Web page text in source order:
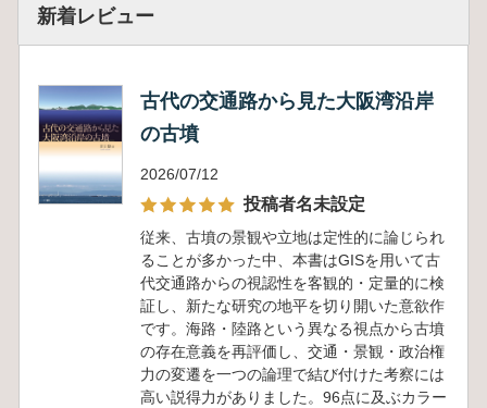
新着レビュー
古代の交通路から見た大阪湾沿岸
の古墳
2026/07/12
投稿者名未設定
従来、古墳の景観や立地は定性的に論じられ
ることが多かった中、本書はGISを用いて古
代交通路からの視認性を客観的・定量的に検
証し、新たな研究の地平を切り開いた意欲作
です。海路・陸路という異なる視点から古墳
の存在意義を再評価し、交通・景観・政治権
力の変遷を一つの論理で結び付けた考察には
高い説得力がありました。96点に及ぶカラー